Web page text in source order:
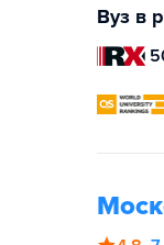
Вуз в